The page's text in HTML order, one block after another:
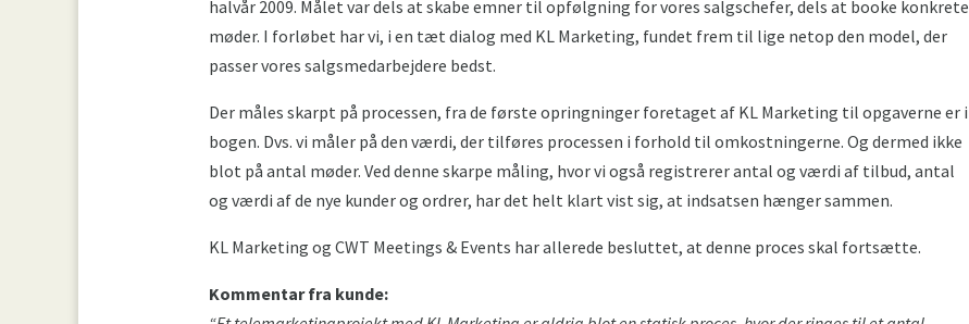
halvår 2009. Målet var dels at skabe emner til opfølgning for vores salgschefer, dels at booke konkrete
møder. I forløbet har vi, i en tæt dialog med KL Marketing, fundet frem til lige netop den model, der
passer vores salgsmedarbejdere bedst.
Der måles skarpt på processen, fra de første opringninger foretaget af KL Marketing til opgaverne er i
bogen. Dvs. vi måler på den værdi, der tilføres processen i forhold til omkostningerne. Og dermed ikke
blot på antal møder. Ved denne skarpe måling, hvor vi også registrerer antal og værdi af tilbud, antal
og værdi af de nye kunder og ordrer, har det helt klart vist sig, at indsatsen hænger sammen.
KL Marketing og CWT Meetings & Events har allerede besluttet, at denne proces skal fortsætte.
Kommentar fra kunde: